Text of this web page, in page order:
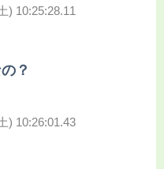
) 10:25:28.11
？
) 10:26:01.43